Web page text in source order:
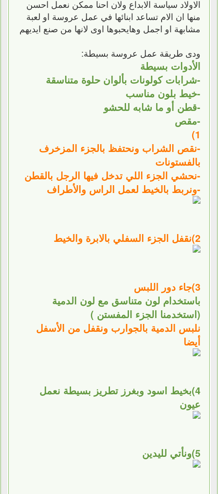
الاولاد سياسة الابداع ولان احنا ممكن نعمل احسن
منها ان الام تساعد ابنائها في عمل عروسة او لعبة
مشابهة او اجمل وهايحبوها اوى لانها من صنع ايديهم
ودى طريقة عمل عروسة بسيطة:
الأدوات بسيطة
-شرابات كولونات بألوان حلوة متناسقة
-خيط بلون مناسب
-قطن أو ما شابه للحشو
-مقص
1)
-نقص الشراب ونحتفظ بالجزء المزخرف
بالفستونات
-نحشي الجزء اللي تدخل فيها الرجل بالقطن
-ونربط بالخيط لعمل الراس والأطراف
2)نقفل الجزء السفلي بالابرة والخيط
3)جاء دور اللبس
باستخدام لون متناسق مع لون الدمية
(استخدمنا الجزء المفستن )
نلبس الدمية بالجوارب ونقفل من الأسفل
أيضا
4)بخيط اسود وبغرز تطريز بسيطة نعمل
عيون
5)ونأتي لليدين